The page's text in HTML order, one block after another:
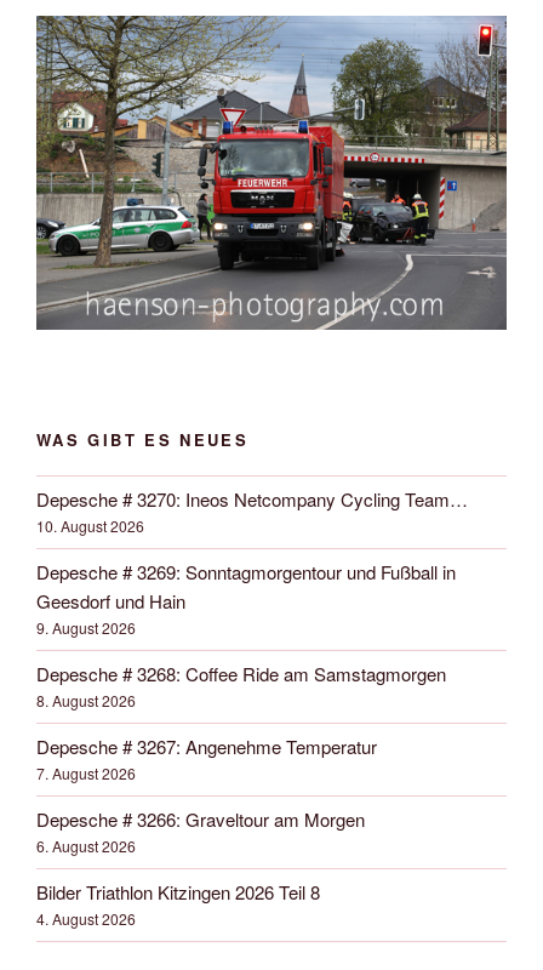
WAS GIBT ES NEUES
Depesche # 3270: Ineos Netcompany Cycling Team…
10. August 2026
Depesche # 3269: Sonntagmorgentour und Fußball in
Geesdorf und Hain
9. August 2026
Depesche # 3268: Coffee Ride am Samstagmorgen
8. August 2026
Depesche # 3267: Angenehme Temperatur
7. August 2026
Depesche # 3266: Graveltour am Morgen
6. August 2026
Bilder Triathlon Kitzingen 2026 Teil 8
4. August 2026